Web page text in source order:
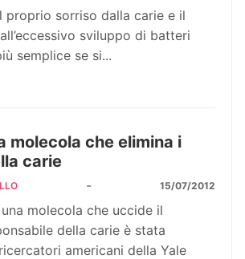
proprio sorriso dalla carie e il
sviluppo di batteri
semplice se si...
molecola che elimina i
carie
- 15/07/2012
molecola che uccide il
della carie è stata
americani della Yale